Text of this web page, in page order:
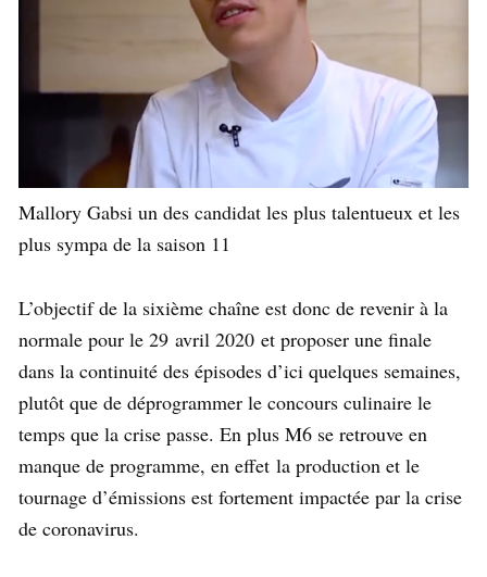
Mallory Gabsi un des candidat les plus talentueux et les
plus sympa de la saison 11
L’objectif de la sixième chaîne est donc de revenir à la
normale pour le 29 avril 2020 et proposer une finale
dans la continuité des épisodes d’ici quelques semaines,
plutôt que de déprogrammer le concours culinaire le
temps que la crise passe. En plus M6 se retrouve en
manque de programme, en effet la production et le
tournage d’émissions est fortement impactée par la crise
de coronavirus.